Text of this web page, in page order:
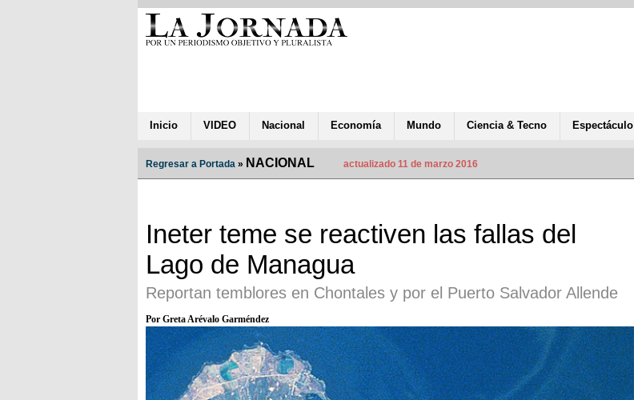
Inicio VIDEO Nacional Economía Mundo Ciencia & Tecno Espectáculo
Regresar a Portada » NACIONAL actualizado 11 de marzo 2016
Ineter teme se reactiven las fallas del
Lago de Managua
Reportan temblores en Chontales y por el Puerto Salvador Allende
Por Greta Arévalo Garméndez